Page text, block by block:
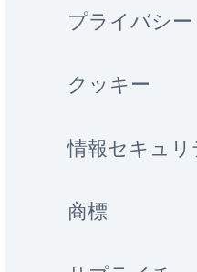
プライバシー
クッキー
情報セキュリ
商標